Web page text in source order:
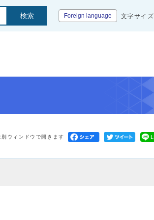
検索 Foreign language 文字サイズ
ウィンドウで開きます